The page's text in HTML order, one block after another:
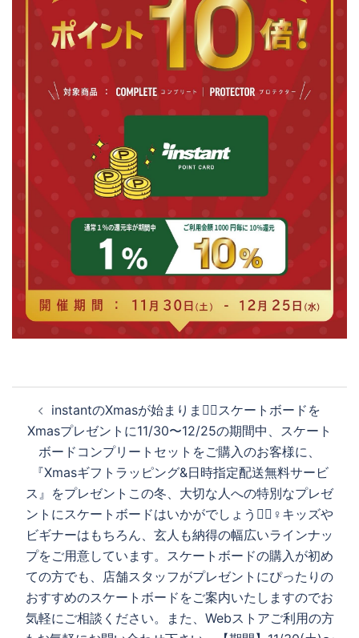
ナ
ゲ
ー
シ
ョ
ン
instantのXmasが始まります🏻スケートボードを
Xmasプレゼントに11/30〜12/25の期間中、スケート
ボードコンプリートセットをご購入のお客様に、
『Xmasギフトラッピング&日時指定配送無料サービ
ス』をプレゼントこの冬、大切な人への特別なプレゼ
ントにスケートボードはいかがでしょうか🏻‍♀️キッズや
ビギナーはもちろん、玄人も納得の幅広いラインナッ
プをご用意しています。スケートボードの購入が初め
ての方でも、店舗スタッフがプレゼントにぴったりの
おすすめのスケートボードをご案内いたしますのでお
気軽にご相談ください。また、Webストアご利用の方